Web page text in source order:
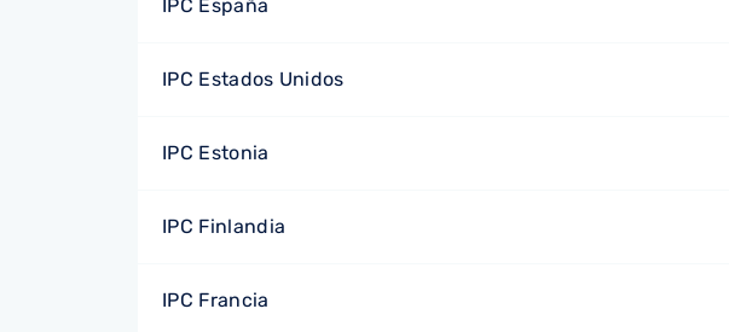
IPC España
IPC Estados Unidos
IPC Estonia
IPC Finlandia
IPC Francia